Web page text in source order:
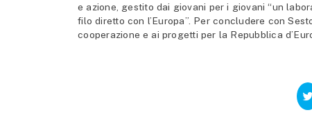
e azione, gestito dai giovani per i giovani “un
filo diretto con l’Europa”. Per concludere con
cooperazione e ai progetti per la Repubblica